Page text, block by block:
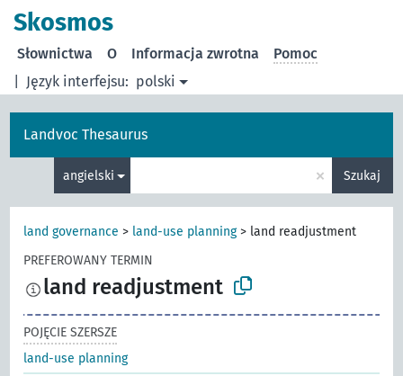
Skosmos
Język interfejsu: polski
Słownictwa O Informacja zwrotna Pomoc
Landvoc Thesaurus
angielski × Szukaj
land governance > land-use planning> land readjustment
PREFEROWANY TERMIN
land readjustment
POJĘCIE SZERSZE
land-use planning